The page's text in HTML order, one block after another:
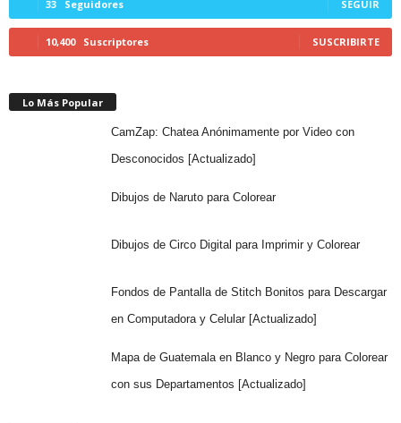
33 Seguidores SEGUIR
10,400 Suscriptores SUSCRIBIRTE
Lo Más Popular
CamZap: Chatea Anónimamente por Video con
Desconocidos [Actualizado]
Dibujos de Naruto para Colorear
Dibujos de Circo Digital para Imprimir y Colorear
Fondos de Pantalla de Stitch Bonitos para Descargar
en Computadora y Celular [Actualizado]
Mapa de Guatemala en Blanco y Negro para Colorear
con sus Departamentos [Actualizado]